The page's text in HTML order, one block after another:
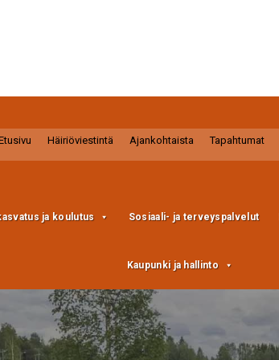
Häiriöviestintä Ajankohtaista Tapahtumat
ja koulutus Sosiaali- ja terveyspalvelut
Kaupunki ja hallinto